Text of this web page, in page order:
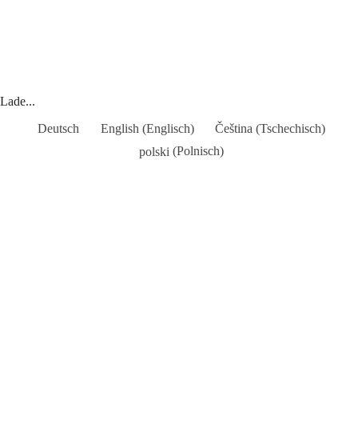
Lade...
Deutsch English(Englisch) Čeština (Tschechisch)
polski (Polnisch)